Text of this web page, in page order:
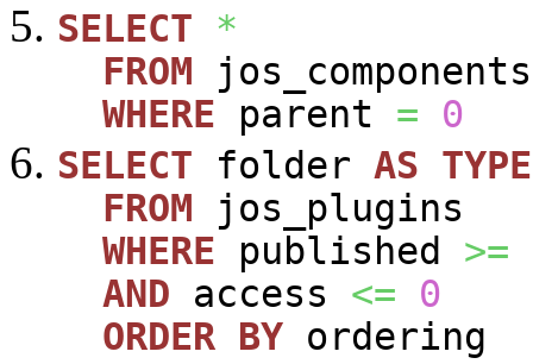
SELECT
*
FROM jos_components
WHERE parent =
0
SELECT folder AS TYPE
FROM jos_plugins
WHERE published >=
AND access <=
0
ORDER BY ordering